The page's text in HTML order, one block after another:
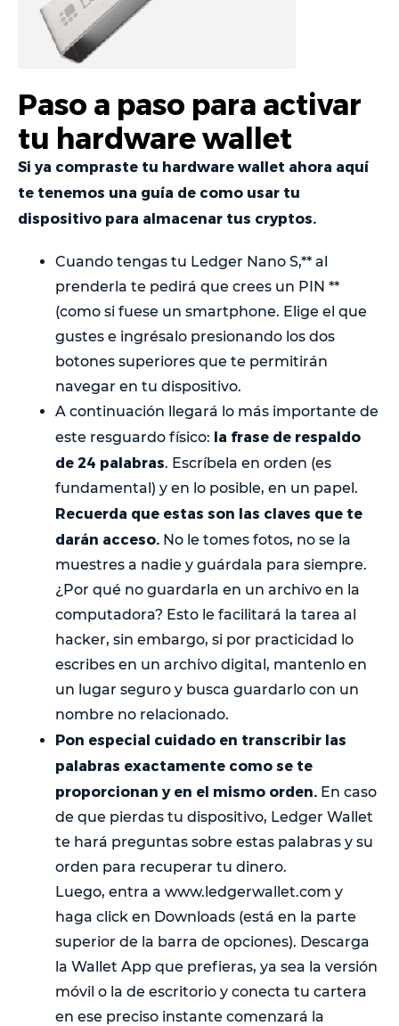
Paso a paso para activar
tu hardware wallet
Si ya compraste tu hardware wallet ahora aquí
te tenemos una guía de como usar tu
dispositivo para almacenar tus cryptos.
Cuando tengas tu Ledger Nano S,** al
prenderla te pedirá que crees un PIN **
(como si fuese un smartphone. Elige el que
gustes e ingrésalo presionando los dos
botones superiores que te permitirán
navegar en tu dispositivo.
A continuación llegará lo más importante de
este resguardo físico: la frase de respaldo
de 24 palabras. Escríbela en orden (es
fundamental) y en lo posible, en un papel.
Recuerda que estas son las claves que te
darán acceso. No le tomes fotos, no se la
muestres a nadie y guárdala para siempre.
¿Por qué no guardarla en un archivo en la
computadora? Esto le facilitará la tarea al
hacker, sin embargo, si por practicidad lo
escribes en un archivo digital, mantenlo en
un lugar seguro y busca guardarlo con un
nombre no relacionado.
Pon especial cuidado en transcribir las
palabras exactamente como se te
proporcionan y en el mismo orden. En caso
de que pierdas tu dispositivo, Ledger Wallet
te hará preguntas sobre estas palabras y su
orden para recuperar tu dinero.
Luego, entra a www.ledgerwallet.com y
haga click en Downloads (está en la parte
superior de la barra de opciones). Descarga
la Wallet App que prefieras, ya sea la versión
móvil o la de escritorio y conecta tu cartera
en ese preciso instante comenzará la